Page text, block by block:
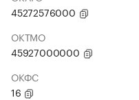
45272576000
ОКТМО
45927000000
ОКФС
16